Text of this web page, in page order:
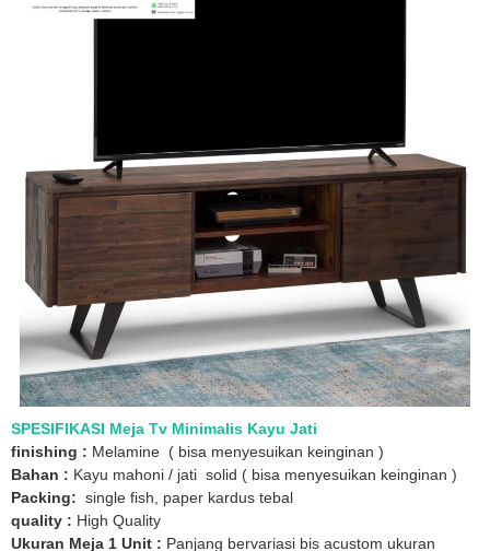
SPESIFIKASI Meja Tv Minimalis Kayu Jati
finishing : Melamine ( bisa menyesuikan keinginan )
Bahan : Kayu mahoni / jati solid ( bisa menyesuikan keinginan )
Packing: single fish, paper kardus tebal
quality : High Quality
Ukuran Meja 1 Unit : Panjang bervariasi bis acustom ukuran